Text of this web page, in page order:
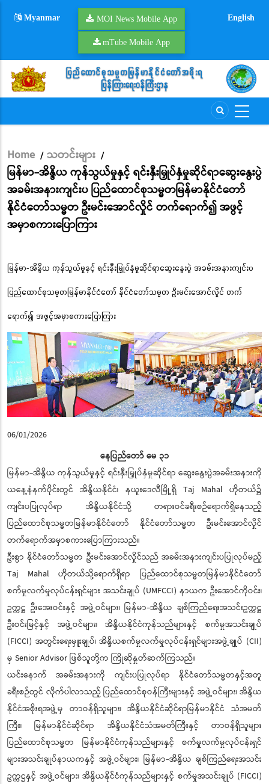
Myanmar MOI News Mobile App
mTube Mobile App
English
Breadcrumb
Home / သတင်းများ /
မြန်မာ-အိန္ဒိယ ကုန်သွယ်မှုနှင့် ရင်းနှီးမြှုပ်နှံမှုဆိုင်ရာဆွေးနွေးပွဲ
အခမ်းအနားကျင်းပ ပြည်ထောင်စုသမ္မတမြန်မာနိုင်ငံတော်
နိုင်ငံတော်သမ္မတ ဦးမင်းအောင်လှိုင် တက်ရောက်၍ အဖွင့်
အမှာစကားပြောကြား
မြန်မာ-အိန္ဒိယ ကုန်သွယ်မှုနှင့် ရင်းနှီးမြှုပ်နှံမှုဆိုင်ရာဆွေးနွေးပွဲ အခမ်းအနားကျင်းပ
ပြည်ထောင်စုသမ္မတမြန်မာနိုင်ငံတော် နိုင်ငံတော်သမ္မတ ဦးမင်းအောင်လှိုင် တက်
ရောက်၍ အဖွင့်အမှာစကားပြောကြား
06/01/2026
နေပြည်တော် မေ ၃၁
မြန်မာ-အိန္ဒိယ ကုန်သွယ်မှုနှင့် ရင်းနှီးမြှုပ်နှံမှုဆိုင်ရာ ဆွေးနွေးပွဲအခမ်းအနားကို
ယနေ့နံနက်ပိုင်းတွင် အိန္ဒိယနိုင်ငံ၊ နယူးဒေလီမြို့ရှိ Taj Mahal ဟိုတယ်၌
ကျင်းပပြုလုပ်ရာ အိန္ဒိယနိုင်ငံသို့ တရားဝင်ခရီးစဉ်ရောက်ရှိနေသည့်
ပြည်ထောင်စုသမ္မတမြန်မာနိုင်ငံတော် နိုင်ငံတော်သမ္မတ ဦးမင်းအောင်လှိုင်
တက်ရောက်အမှာစကားပြောကြားသည်။
ဦးစွာ နိုင်ငံတော်သမ္မတ ဦးမင်းအောင်လှိုင်သည် အခမ်းအနားကျင်းပပြုလုပ်မည့်
Taj Mahal ဟိုတယ်သို့ရောက်ရှိရာ ပြည်ထောင်စုသမ္မတမြန်မာနိုင်ငံတော်
စက်မှုလက်မှုလုပ်ငန်းရှင်များ အသင်းချုပ် (UMFCCI) နာယက ဦးအောင်ကိုဝင်း၊
ဥက္ကဋ္ဌ ဦးအေးဝင်းနှင့် အဖွဲ့ဝင်များ၊ မြန်မာ-အိန္ဒိယ ချစ်ကြည်ရေးအသင်းဥက္ကဋ္ဌ
ဦးဝင်းမြင့်နှင့် အဖွဲ့ဝင်များ၊ အိန္ဒိယနိုင်ငံကုန်သည်များနှင့် စက်မှုအသင်းချုပ်
(FICCI) အတွင်းရေးမှူးချုပ်၊ အိန္ဒိယစက်မှုလက်မှုလုပ်ငန်းရှင်များအဖွဲ့ချုပ် (CII)
မှ Senior Advisor ဖြစ်သူတို့က ကြိုဆိုနှုတ်ဆက်ကြသည်။
ယင်းနောက် အခမ်းအနားကို ကျင်းပပြုလုပ်ရာ နိုင်ငံတော်သမ္မတနှင့်အတူ
ခရီးစဉ်တွင် လိုက်ပါလာသည့် ပြည်ထောင်စုဝန်ကြီးများနှင့် အဖွဲ့ဝင်များ၊ အိန္ဒိယ
နိုင်ငံအစိုးရအဖွဲ့မှ တာဝန်ရှိသူများ၊ အိန္ဒိယနိုင်ငံဆိုင်ရာမြန်မာနိုင်ငံ သံအမတ်
ကြီး၊ မြန်မာနိုင်ငံဆိုင်ရာ အိန္ဒိယနိုင်ငံသံအမတ်ကြီးနှင့် တာဝန်ရှိသူများ
ပြည်ထောင်စုသမ္မတ မြန်မာနိုင်ငံကုန်သည်များနှင့် စက်မှုလက်မှုလုပ်ငန်းရှင်
များအသင်းချုပ်နာယကနှင့် အဖွဲ့ဝင်များ၊ မြန်မာ-အိန္ဒိယ ချစ်ကြည်ရေးအသင်း
ဥက္ကဋ္ဌနှင့် အဖွဲ့ဝင်များ၊ အိန္ဒိယနိုင်ငံကုန်သည်များနှင့် စက်မှုအသင်းချုပ် (FICCI)